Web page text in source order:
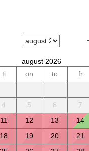
august 2026
ti on to fr
4 5 6 7
11 12 13 14
18 19 20 21